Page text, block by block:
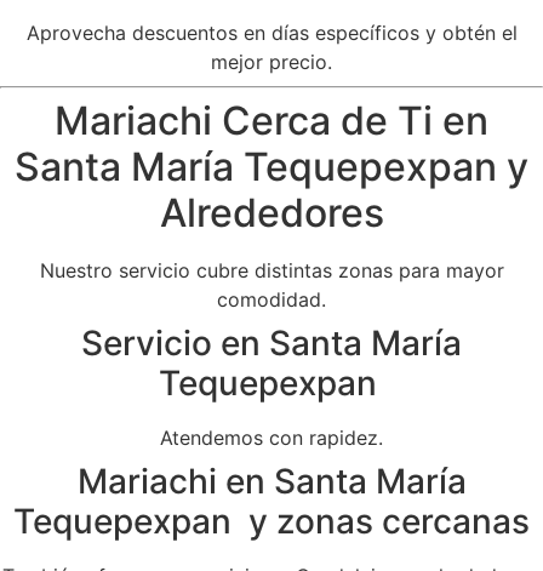
Aprovecha descuentos en días específicos y obtén el
mejor precio.
Mariachi Cerca de Ti en
Santa María Tequepexpan y
Alrededores
Nuestro servicio cubre distintas zonas para mayor
comodidad.
Servicio en Santa María
Tequepexpan
Atendemos con rapidez.
Mariachi en Santa María
Tequepexpan y zonas cercanas